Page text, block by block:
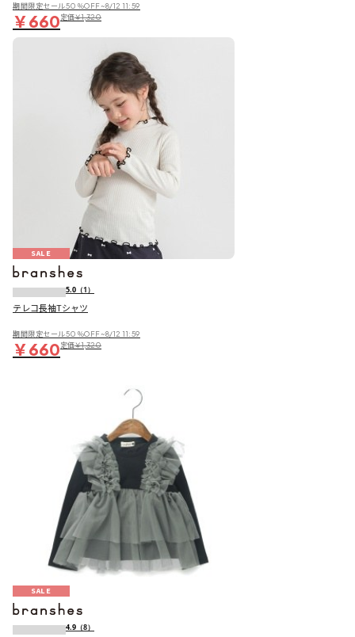
期間限定セール50％OFF~8/12 11:59
￥660定価￥1,320
SALE
5.0 （1）
テレコ長袖Tシャツ
期間限定セール50％OFF~8/12 11:59
￥660定価￥1,320
SALE
4.9 （8）